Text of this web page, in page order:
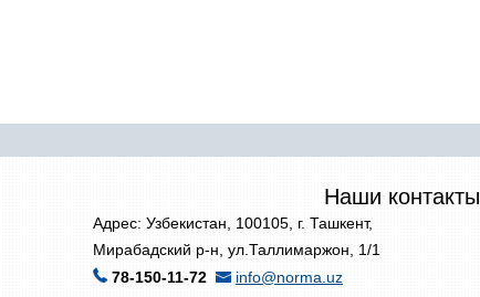
Наши контакты
Адрес: Узбекистан, 100105, г. Ташкент,
Мирабадский р-н, ул.Таллимаржон, 1/1
78-150-11-72
info@norma.uz